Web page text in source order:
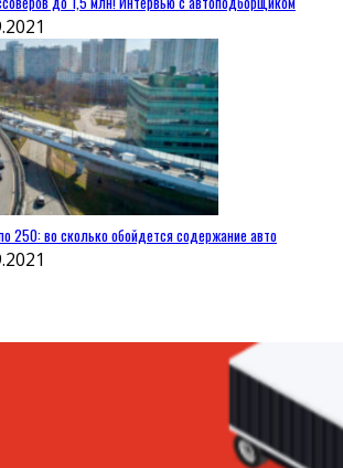
250: во сколько обойдется содержание авто